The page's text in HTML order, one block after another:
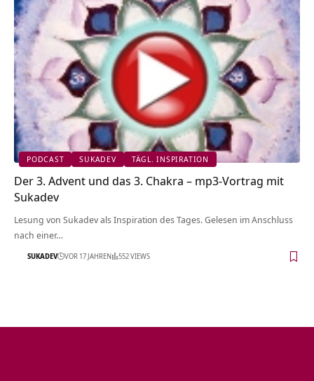
PODCAST SUKADEV TÄGL. INSPIRATION
Der 3. Advent und das 3. Chakra – mp3-Vortrag mit
Sukadev
Lesung von Sukadev als Inspiration des Tages. Gelesen im Anschluss
nach einer…
SUKADEV VOR 17 JAHREN 552 VIEWS